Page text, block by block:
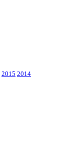
2015 2014